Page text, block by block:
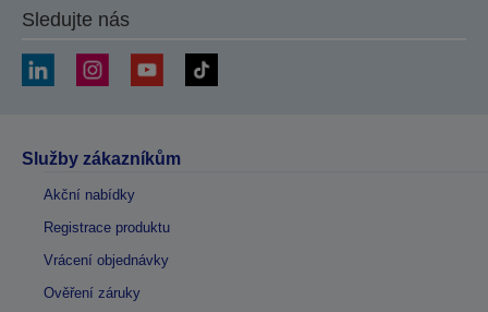
Sledujte nás
Služby zákazníkům
Akční nabídky
Registrace produktu
Vrácení objednávky
Ověření záruky